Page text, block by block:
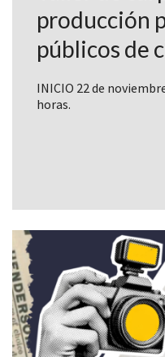
producción
públicos de
INICIO 22 de
horas.